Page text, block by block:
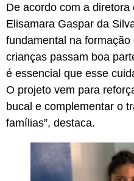
De acordo com a
Elisamara Gaspar da
fundamental na
crianças passam boa
é essencial que esse
O projeto vem para
bucal e complementar o
famílias”, destaca.